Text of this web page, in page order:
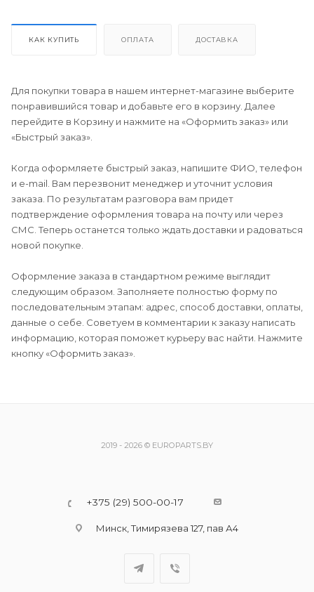
КАК КУПИТЬ ОПЛАТА ДОСТАВКА
Для покупки товара в нашем интернет-магазине выберите
понравившийся товар и добавьте его в корзину. Далее
перейдите в Корзину и нажмите на «Оформить заказ» или
«Быстрый заказ».
Когда оформляете быстрый заказ, напишите ФИО, телефон
и e-mail. Вам перезвонит менеджер и уточнит условия
заказа. По результатам разговора вам придет
подтверждение оформления товара на почту или через
СМС. Теперь останется только ждать доставки и радоваться
новой покупке.
Оформление заказа в стандартном режиме выглядит
следующим образом. Заполняете полностью форму по
последовательным этапам: адрес, способ доставки, оплаты,
данные о себе. Советуем в комментарии к заказу написать
информацию, которая поможет курьеру вас найти. Нажмите
кнопку «Оформить заказ».
2019 - 2026 © EUROPARTS.BY
+375 (29) 500-00-17
Минск, Тимирязева 127, пав А4